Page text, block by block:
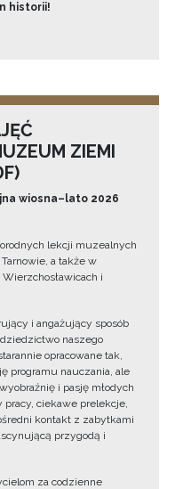
historii!
ZIEMI
wiosna–lato 2026
lekcji muzealnych
a także w
i
i angażujący sposób
naszego
opracowane tak,
programu nauczania, ale
i pasję młodych
ciekawe prelekcje,
kontakt z zabytkami
przygodą i
za codzienne